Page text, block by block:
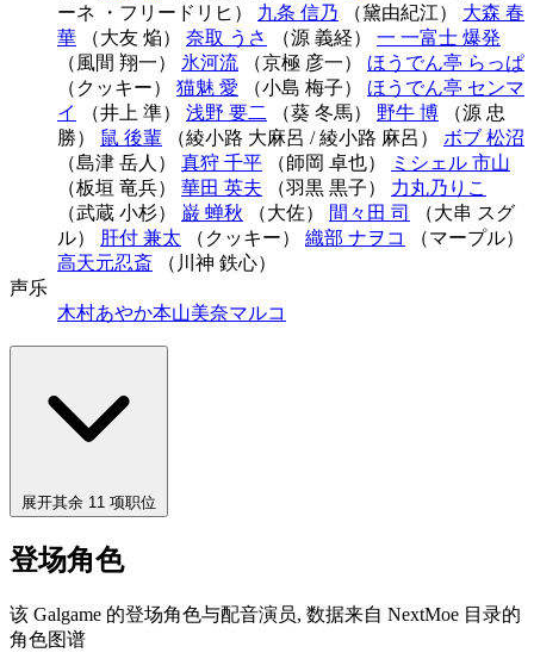
ーネ ・フリードリヒ） 九条 信乃 （黛由紀江） 大森 春
華 （大友 焔） 奈取 うさ （源 義経） 一 一富士 爆発
（風間 翔一） 氷河流 （京極 彦一） ほうでん亭 らっぱ
（クッキー） 猫魅 愛 （小島 梅子） ほうでん亭 センマ
イ
（井上 準） 浅野 要二 （葵 冬馬） 野牛 博 （源 忠
勝） 鼠 後輩 （綾小路 大麻呂 / 綾小路 麻呂） ボブ 松沼
（島津 岳人） 真狩 千平 （師岡 卓也）
ミシェル 市山
（板垣 竜兵） 華田 英夫 （羽黒 黒子） 力丸乃りこ
（武蔵 小杉）
巌 蝉秋 （大佐） 間々田 司
（大串 スグ
ル）
肝付 兼太 （クッキー） 織部 ナヲコ
（マープル）
高天元忍斎 （川神 鉄心）
声乐
木村あやか本山美奈マルコ
展开其余 11 项职位
登场角色
该 Galgame 的登场角色与配音演员, 数据来自 NextMoe 目录的
角色图谱